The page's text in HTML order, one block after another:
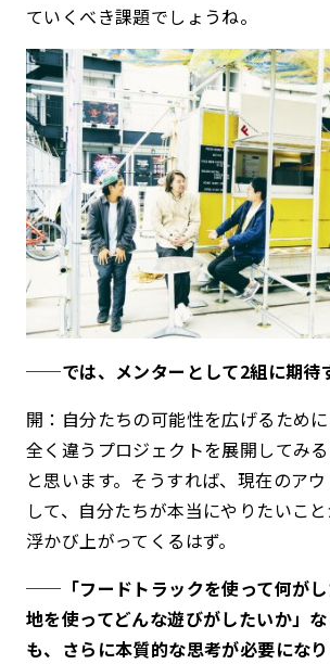
ていくべき課題でしょうね。
──では、メンターとして2組に期待
開：自分たちの可能性を広げるために
全く違うプロジェクトを展開してみ
と思います。そうすれば、現在のア
して、自分たちが本当にやりたいこ
浮かび上がってくるはず。
──「フードトラックを使って何がし
地を使ってどんな遊びがしたいか」
も、さらに本質的な思考が必要になり